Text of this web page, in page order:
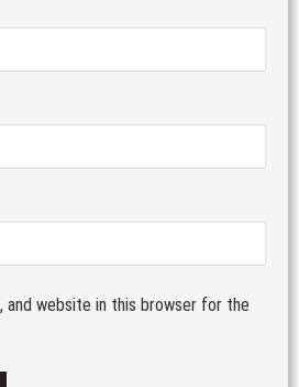
and website in this browser for the